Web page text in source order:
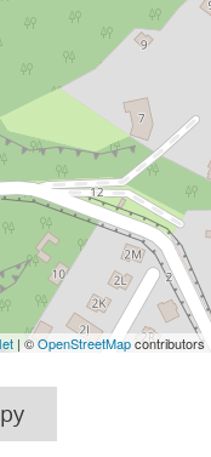
| ©OpenStreetMapcontributors